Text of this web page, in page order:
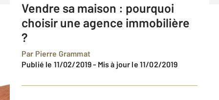
Vendre sa maison : pourquoi
choisir une agence immobilière
?
Par Pierre Grammat
Publié le 11/02/2019- Mis à jour le 11/02/2019